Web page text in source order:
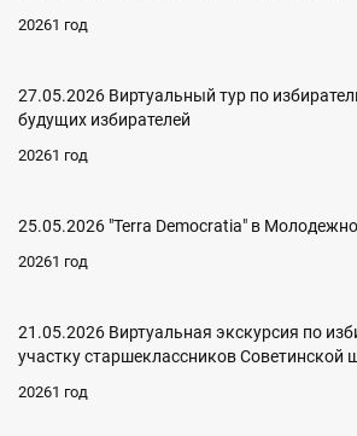
20261 год
27.05.2026 Виртуальный тур по
будущих избирателей
20261 год
25.05.2026 "Terra Democratia" в
20261 год
21.05.2026 Виртуальная экскурсия по
участку старшеклассников Советинской
20261 год